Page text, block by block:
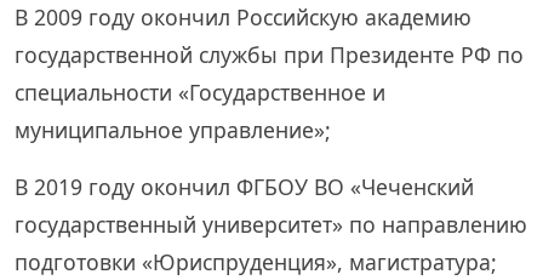
В 2009 году окончил Российскую академию
государственной службы при Президенте РФ по
специальности «Государственное и
муниципальное управление»;
В 2019 году окончил ФГБОУ ВО «Чеченский
государственный университет» по направлению
подготовки «Юриспруденция», магистратура;